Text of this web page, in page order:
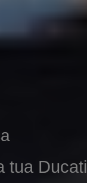
tua Ducati